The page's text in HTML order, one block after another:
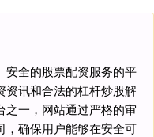
安全的股票配资服务的平
资讯和合法的杠杆炒股解
之一，网站通过严格的审
，确保用户能够在安全可